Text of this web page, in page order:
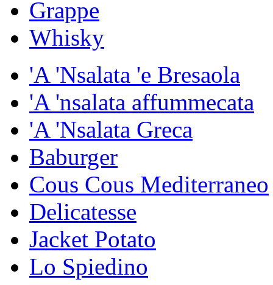
Grappe
Whisky
'A 'Nsalata 'e Bresaola
'A 'nsalata affummecata
'A 'Nsalata Greca
Baburger
Cous Cous Mediterraneo
Delicatesse
Jacket Potato
Lo Spiedino